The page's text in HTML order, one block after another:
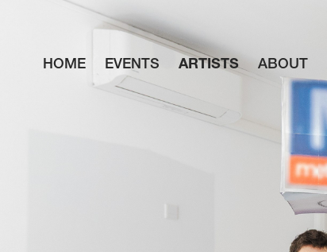
HOME EVENTS ARTISTS ABOUT